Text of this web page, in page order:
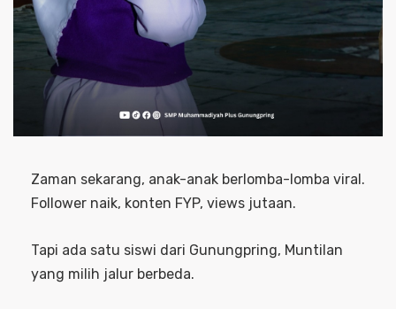
Zaman sekarang, anak-anak berlomba-lomba viral.
Follower naik, konten FYP, views jutaan.
Tapi ada satu siswi dari Gunungpring, Muntilan
yang milih jalur berbeda.